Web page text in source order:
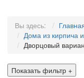
Вы здесь:
Дома из кирпича
Дворцовый
Показать фильтр +